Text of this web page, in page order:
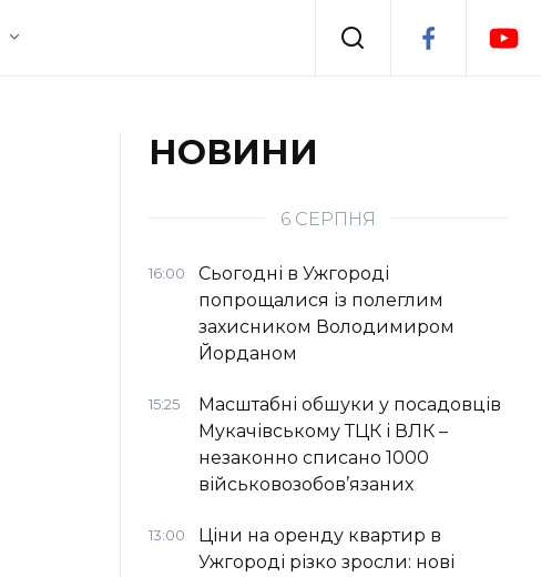
Події
НОВИНИ
6 СЕРПНЯ
16:00
Сьогодні в Ужгороді
попрощалися із полеглим
захисником Володимиром
Йорданом
15:25
Масштабні обшуки у посадовців
Мукачівському ТЦК і ВЛК –
незаконно списано 1000
військовозобов’язаних
13:00
Ціни на оренду квартир в
Ужгороді різко зросли: нові